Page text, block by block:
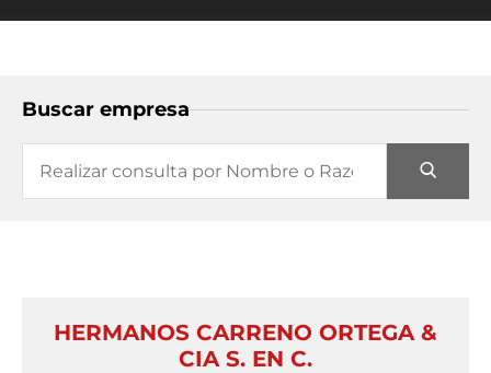
Buscar empresa
HERMANOS CARRENO ORTEGA &
CIA S. EN C.